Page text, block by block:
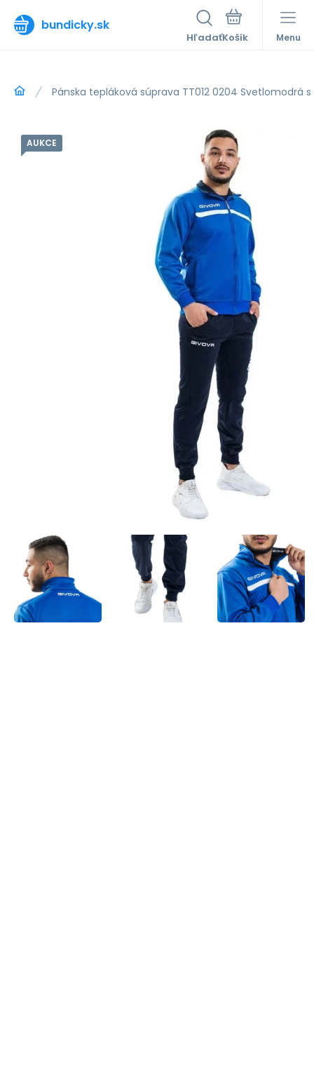
bundicky.sk
Hľadať Menu
Pánska tepláková súprava TT012 0204 Svetlomodrá
AUKCE